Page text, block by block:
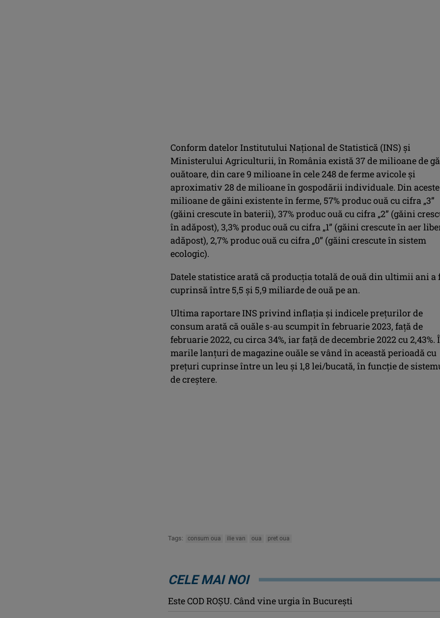
Conform datelor Institutului Naţional de Statistică (INS) şi
Ministerului Agriculturii, în România există 37 de milioane de
ouătoare, din care 9 milioane în cele 248 de ferme avicole şi
aproximativ 28 de milioane în gospodării individuale. Din
milioane de găini existente în ferme, 57% produc ouă cu cifra „3”
(găini crescute în baterii), 37% produc ouă cu cifra „2” (găini
în adăpost), 3,3% produc ouă cu cifra „1” (găini crescute în aer
adăpost), 2,7% produc ouă cu cifra „0” (găini crescute în sistem
ecologic).
Datele statistice arată că producţia totală de ouă din ultimii ani a
cuprinsă între 5,5 şi 5,9 miliarde de ouă pe an.
Ultima raportare INS privind inflaţia şi indicele preţurilor de
consum arată că ouăle s-au scumpit în februarie 2023, faţă de
februarie 2022, cu circa 34%, iar faţă de decembrie 2022 cu 2,43%.
marile lanţuri de magazine ouăle se vând în această perioadă cu
preţuri cuprinse între un leu şi 1,8 lei/bucată, în funcţie de
de creştere.
Tags: consum oua ilie van oua pret oua
CELE MAI NOI
Este COD ROŞU. Când vine urgia în Bucureşti